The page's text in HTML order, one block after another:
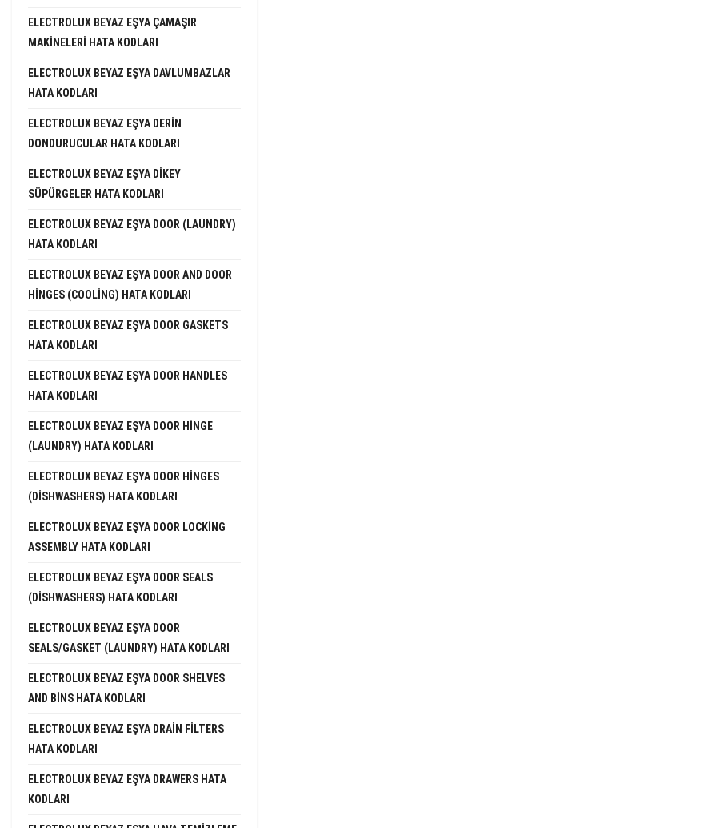
ELECTROLUX BEYAZ EŞYA ÇAMAŞIR
MAKINELERI HATA KODLARI
ELECTROLUX BEYAZ EŞYA DAVLUMBAZLAR
HATA KODLARI
ELECTROLUX BEYAZ EŞYA DERIN
DONDURUCULAR HATA KODLARI
ELECTROLUX BEYAZ EŞYA DIKEY
SÜPÜRGELER HATA KODLARI
ELECTROLUX BEYAZ EŞYA DOOR (LAUNDRY)
HATA KODLARI
ELECTROLUX BEYAZ EŞYA DOOR AND DOOR
HINGES (COOLING) HATA KODLARI
ELECTROLUX BEYAZ EŞYA DOOR GASKETS
HATA KODLARI
ELECTROLUX BEYAZ EŞYA DOOR HANDLES
HATA KODLARI
ELECTROLUX BEYAZ EŞYA DOOR HINGE
(LAUNDRY) HATA KODLARI
ELECTROLUX BEYAZ EŞYA DOOR HINGES
(DISHWASHERS) HATA KODLARI
ELECTROLUX BEYAZ EŞYA DOOR LOCKING
ASSEMBLY HATA KODLARI
ELECTROLUX BEYAZ EŞYA DOOR SEALS
(DISHWASHERS) HATA KODLARI
ELECTROLUX BEYAZ EŞYA DOOR
SEALS/GASKET (LAUNDRY) HATA KODLARI
ELECTROLUX BEYAZ EŞYA DOOR SHELVES
AND BINS HATA KODLARI
ELECTROLUX BEYAZ EŞYA DRAIN FILTERS
HATA KODLARI
ELECTROLUX BEYAZ EŞYA DRAWERS HATA
KODLARI